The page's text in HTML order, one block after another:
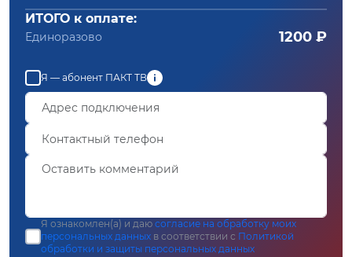
ИТОГО к оплате:
Единоразово 1200 ₽
Я — абонент ПАКТ ТВ
Я ознакомлен(а) и даю согласие на обработку моих
персональных данных в соответствии с Политикой
обработки и защиты персональных данных